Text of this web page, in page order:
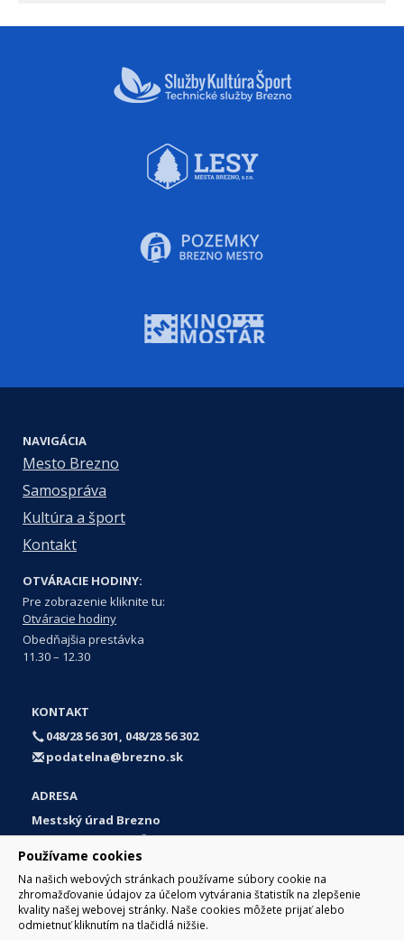
Používame cookies
Na našich webových stránkach používame súbory cookie na
zhromažďovanie údajov za účelom vytvárania štatistík na zlepšenie
kvality našej webovej stránky. Naše cookies môžete prijať alebo
odmietnuť kliknutím na tlačidlá nižšie.
NAVIGÁCIA
Mesto Brezno
Samospráva
Kultúra a šport
Kontakt
OTVÁRACIE HODINY:
Pre zobrazenie kliknite tu:
Otváracie hodiny
Obedňajšia prestávka
11.30 – 12.30
KONTAKT
048/28 56 301, 048/28 56 302
podatelna@brezno.sk
ADRESA
Mestský úrad Brezno
Námestie gen. M. R. Štefánika 1
977 01 Brezno
Slovakia (Slovak Republic)